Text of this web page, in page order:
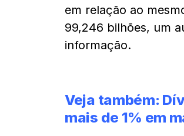
em relação ao
99,246 bilhões, um
informação.
Veja também:
mais de 1% em